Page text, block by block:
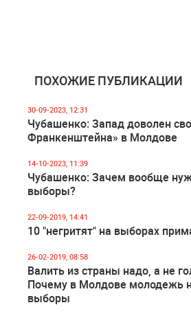
ПОХОЖИЕ ПУБЛИКАЦИИ
30-09-2023, 12:31
Чубашенко: Запад доволен
Франкенштейна» в Молдове
14-10-2023, 11:39
Чубашенко: Зачем вообще
выборы?
22-09-2019, 14:41
10 "негритят" на выборах
26-02-2019, 08:58
Валить из страны надо, а не
Почему в Молдове молодежь
выборы